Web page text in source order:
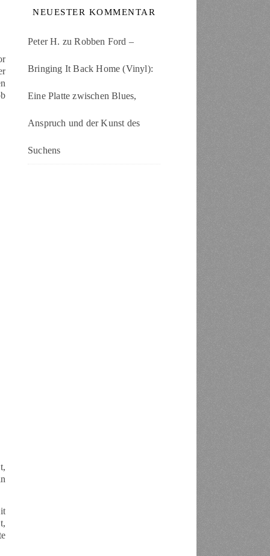
NEUESTER KOMMENTAR
Peter H. zuRobben Ford –
Bringing It Back Home (Vinyl):
Eine Platte zwischen Blues,
Anspruch und der Kunst des
Suchens